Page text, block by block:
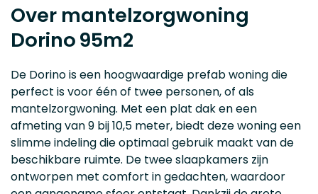
Over mantelzorgwoning
Dorino95m2
De Dorino is een hoogwaardige prefab woning die
perfect is voor één of twee personen, of als
mantelzorgwoning. Met een plat dak en een
afmeting van 9 bij 10,5 meter, biedt deze woning een
slimme indeling die optimaal gebruik maakt van de
beschikbare ruimte. De twee slaapkamers zijn
ontworpen met comfort in gedachten, waardoor